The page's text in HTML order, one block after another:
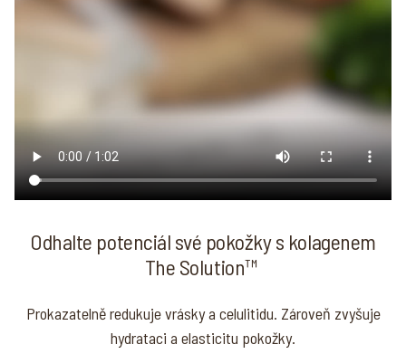
Odhalte potenciál své pokožky s kolagenem
The Solution™
Prokazatelně redukuje vrásky a celulitidu. Zároveň zvyšuje
hydrataci a elasticitu pokožky.